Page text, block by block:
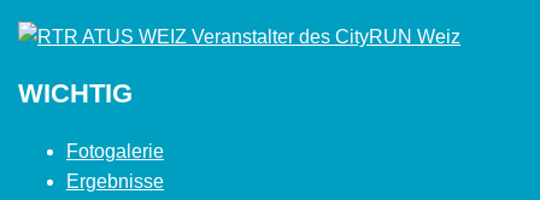
WICHTIG
Fotogalerie
Ergebnisse